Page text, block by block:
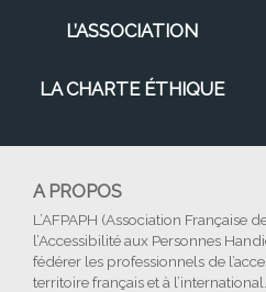
L’ASSOCIATION
LA CHARTE ÉTHIQUE
A PROPOS
L’AFPAPH (Association Française
l’Accessibilité aux Personnes
fédérer les professionnels de
territoire français et à